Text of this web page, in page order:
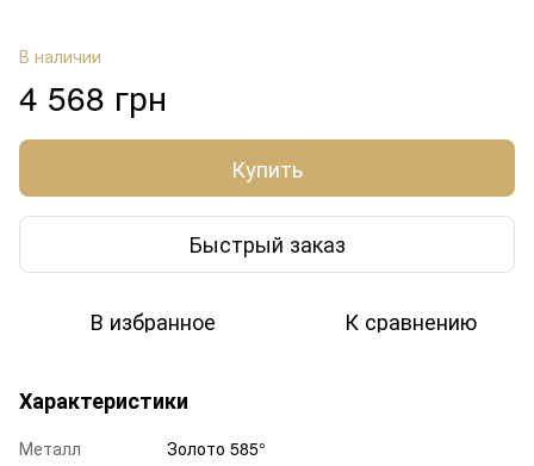
В наличии
4 568 грн
Купить
Быстрый заказ
В избранное К сравнению
Характеристики
Металл
Золото 585°